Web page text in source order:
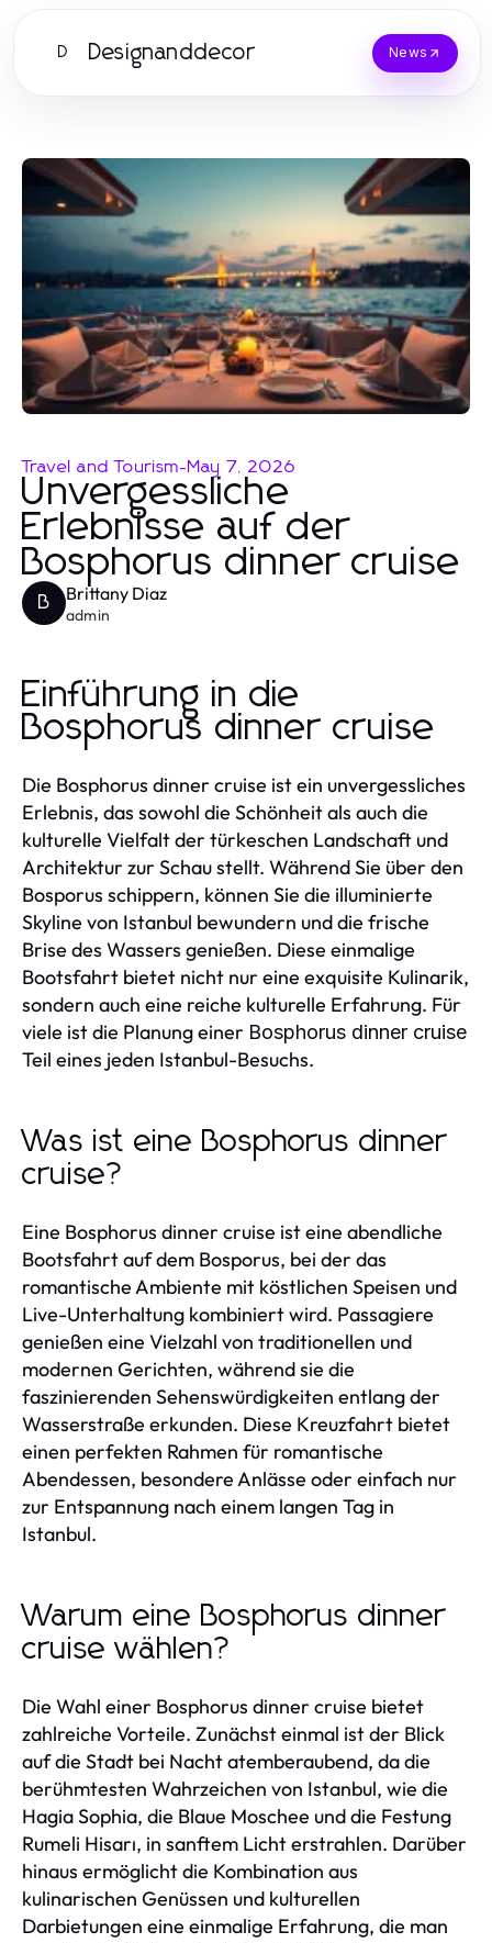
D Designanddecor News
Travel and Tourism-May 7, 2026
Unvergessliche
Erlebnisse auf der
Bosphorus dinner cruise
B Brittany Diaz
admin
Einführung in die
Bosphorus dinner cruise
Die Bosphorus dinner cruise ist ein unvergessliches
Erlebnis, das sowohl die Schönheit als auch die
kulturelle Vielfalt der türkeschen Landschaft und
Architektur zur Schau stellt. Während Sie über den
Bosporus schippern, können Sie die illuminierte
Skyline von Istanbul bewundern und die frische
Brise des Wassers genießen. Diese einmalige
Bootsfahrt bietet nicht nur eine exquisite Kulinarik,
sondern auch eine reiche kulturelle Erfahrung. Für
viele ist die Planung einer Bosphorus dinner cruise
Teil eines jeden Istanbul-Besuchs.
Was ist eine Bosphorus dinner
cruise?
Eine Bosphorus dinner cruise ist eine abendliche
Bootsfahrt auf dem Bosporus, bei der das
romantische Ambiente mit köstlichen Speisen und
Live-Unterhaltung kombiniert wird. Passagiere
genießen eine Vielzahl von traditionellen und
modernen Gerichten, während sie die
faszinierenden Sehenswürdigkeiten entlang der
Wasserstraße erkunden. Diese Kreuzfahrt bietet
einen perfekten Rahmen für romantische
Abendessen, besondere Anlässe oder einfach nur
zur Entspannung nach einem langen Tag in
Istanbul.
Warum eine Bosphorus dinner
cruise wählen?
Die Wahl einer Bosphorus dinner cruise bietet
zahlreiche Vorteile. Zunächst einmal ist der Blick
auf die Stadt bei Nacht atemberaubend, da die
berühmtesten Wahrzeichen von Istanbul, wie die
Hagia Sophia, die Blaue Moschee und die Festung
Rumeli Hisarı, in sanftem Licht erstrahlen. Darüber
hinaus ermöglicht die Kombination aus
kulinarischen Genüssen und kulturellen
Darbietungen eine einmalige Erfahrung, die man